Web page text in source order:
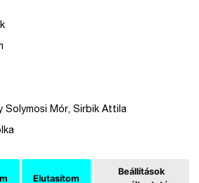
Elutasítom
Beállítások
Solymosi Mór, Sirbik Attila